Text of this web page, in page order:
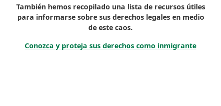
También hemos recopilado una lista de recursos útiles
para informarse sobre sus derechos legales en medio
de este caos.
Conozca y proteja sus derechos como inmigrante